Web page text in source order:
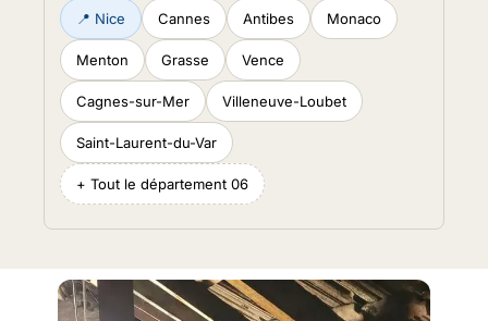
📍 Nice Cannes Antibes Monaco
Menton Grasse Vence
Cagnes-sur-Mer Villeneuve-Loubet
Saint-Laurent-du-Var
+ Tout le département 06